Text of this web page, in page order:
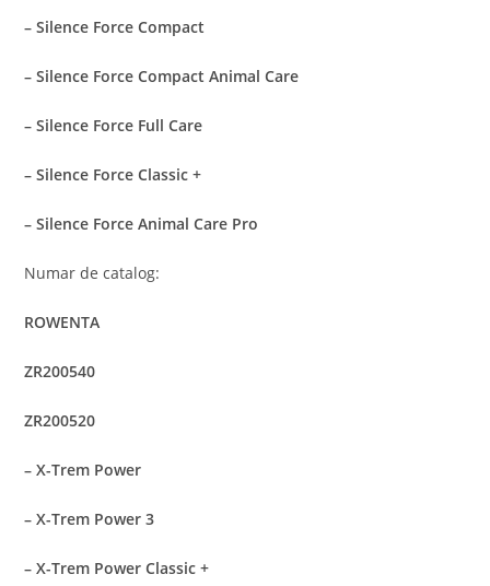
– Silence Force Compact
– Silence Force Compact Animal Care
– Silence Force Full Care
– Silence Force Classic +
– Silence Force Animal Care Pro
Numar de catalog:
ROWENTA
ZR200540
ZR200520
– X-Trem Power
– X-Trem Power 3
– X-Trem Power Classic +